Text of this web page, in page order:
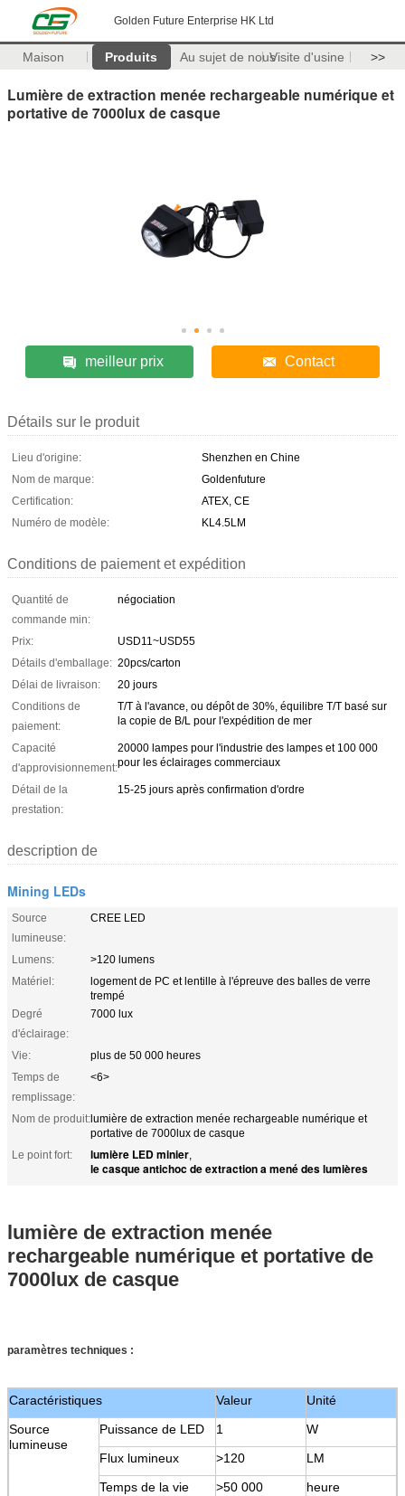
Golden Future Enterprise HK Ltd
Maison Produits Au sujet de nousVisite d'usine >>
Lumière de extraction menée rechargeable numérique et
portative de 7000lux de casque
meilleur prix Contact
Détails sur le produit
Lieu d'origine:
Shenzhen en Chine
Nom de marque:
Goldenfuture
Certification:
ATEX, CE
Numéro de modèle:
KL4.5LM
Conditions de paiement et expédition
Quantité de
commande min:
négociation
Prix:
USD11~USD55
Détails d'emballage: 20pcs/carton
Délai de livraison:
20 jours
Conditions de
paiement:
T/T à l'avance, ou dépôt de 30%, équilibre T/T basé sur
la copie de B/L pour l'expédition de mer
Capacité
d'approvisionnement:
20000 lampes pour l'industrie des lampes et 100 000
pour les éclairages commerciaux
Détail de la
prestation:
15-25 jours après confirmation d'ordre
description de
Mining LEDs
Source
lumineuse:
CREE LED
Lumens:
>120 lumens
Matériel:
logement de PC et lentille à l'épreuve des balles de verre
trempé
Degré
d'éclairage:
7000 lux
Vie:
plus de 50 000 heures
Temps de
remplissage:
<6>
Nom de produit:lumière de extraction menée rechargeable numérique et
portative de 7000lux de casque
Le point fort:
lumière LED minier,
le casque antichoc de extraction a mené des lumières
lumière de extraction menée
rechargeable numérique et portative de
7000lux de casque
paramètres techniques :
Caractéristiques Valeur
Unité
Source
lumineuse
Puissance de LED 1
W
Flux lumineux
>120
LM
Temps de la vie
>50 000 heure